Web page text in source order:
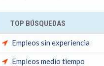
TOP BÚSQUEDAS
Empleos sin experiencia
Empleos medio tiempo